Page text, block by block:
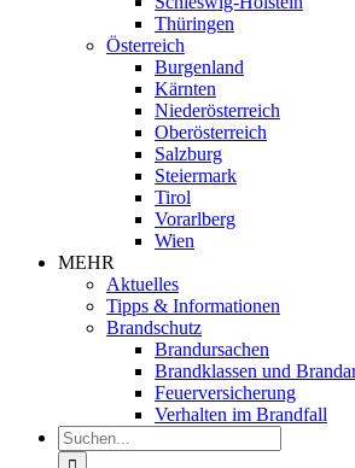
Thüringen
Österreich
Burgenland
Kärnten
Niederösterreich
Oberösterreich
Salzburg
Steiermark
Tirol
Vorarlberg
Wien
MEHR
Aktuelles
Tipps & Informationen
Brandschutz
Brandursachen
Brandklassen und
Feuerversicherung
Verhalten im Brandfall
Suche
nach: